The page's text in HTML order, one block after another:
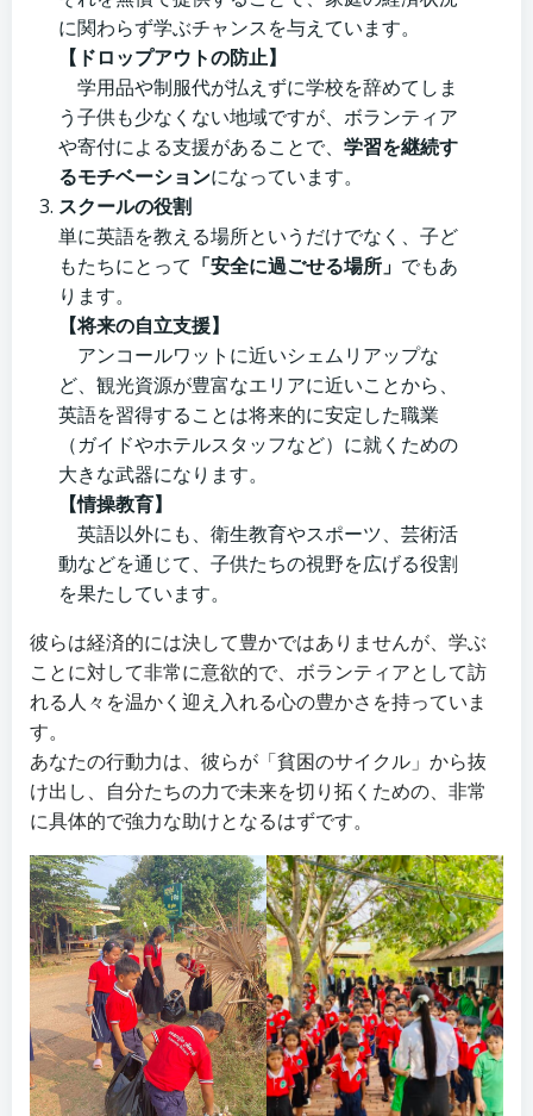
に関わらず学ぶチャンスを与えています。
【ドロップアウトの防止】
学用品や制服代が払えずに学校を辞めてしま
う子供も少なくない地域ですが、ボランティア
や寄付による支援があることで、 学習を継続す
るモチベーションになっています。
スクールの役割
単に英語を教える場所というだけでなく、子ど
もたちにとって 「安全に過ごせる場所」 でもあ
ります。
【将来の自立支援】
アンコールワットに近いシェムリアップな
ど、観光資源が豊富なエリアに近いことから、
英語を習得することは将来的に安定した職業
（ガイドやホテルスタッフなど）に就くための
大きな武器になります。
【情操教育】
英語以外にも、衛生教育やスポーツ、芸術活
動などを通じて、子供たちの視野を広げる役割
を果たしています。
彼らは経済的には決して豊かではありませんが、学ぶ
ことに対して非常に意欲的で、ボランティアとして訪
れる人々を温かく迎え入れる心の豊かさを持っていま
す。
あなたの行動力は、彼らが「貧困のサイクル」から抜
け出し、自分たちの力で未来を切り拓くための、非常
に具体的で強力な助けとなるはずです。